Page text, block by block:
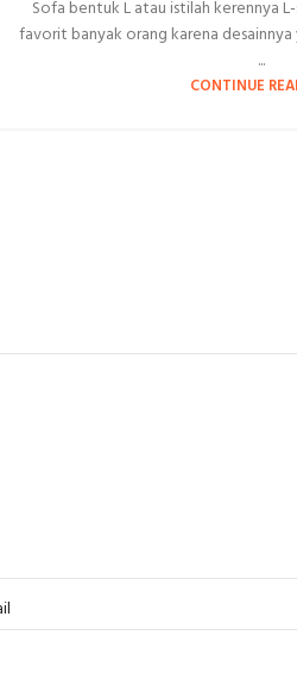
Sofa bentuk L atau istilah kerennya
favorit banyak orang karena
...
CONTINUE